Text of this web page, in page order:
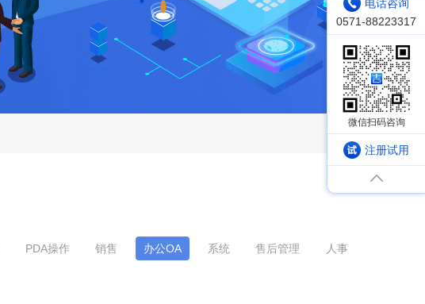
电话咨询
注册试用
PDA操作 销售 办公OA 系统 售后管理 人事